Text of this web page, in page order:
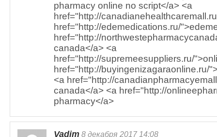
pharmacy online no script</a> <a
href="http://
href="http://edemedications.ru/
href="http://
canada</a> <a
href="http://supremeesuppliers.ru/
href="http://buyingenizagaraonline.ru/
<a href="http://
canada</a> <a href="http://
pharmacy</a>
Vadim 8 декабря 2017 14:08